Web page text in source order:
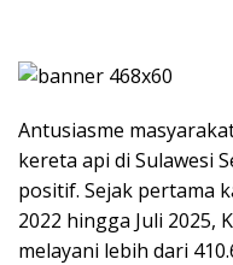
Antusiasme
kereta api di Sulawesi
positif. Sejak pertama
2022 hingga Juli 2025,
melayani lebih dari